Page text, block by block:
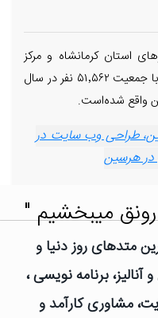
استان کرمانشاه و مرکز
شهرستان هرسین است. شهر هرسین با جمعیت ۵۱٬۵۶۲ نفر در سال
طراحی وب سایت در
در هرسین
میبخشیم "
متدهای روز دنیا و
برنامه نویسی ،
مشاوری کارآمد و